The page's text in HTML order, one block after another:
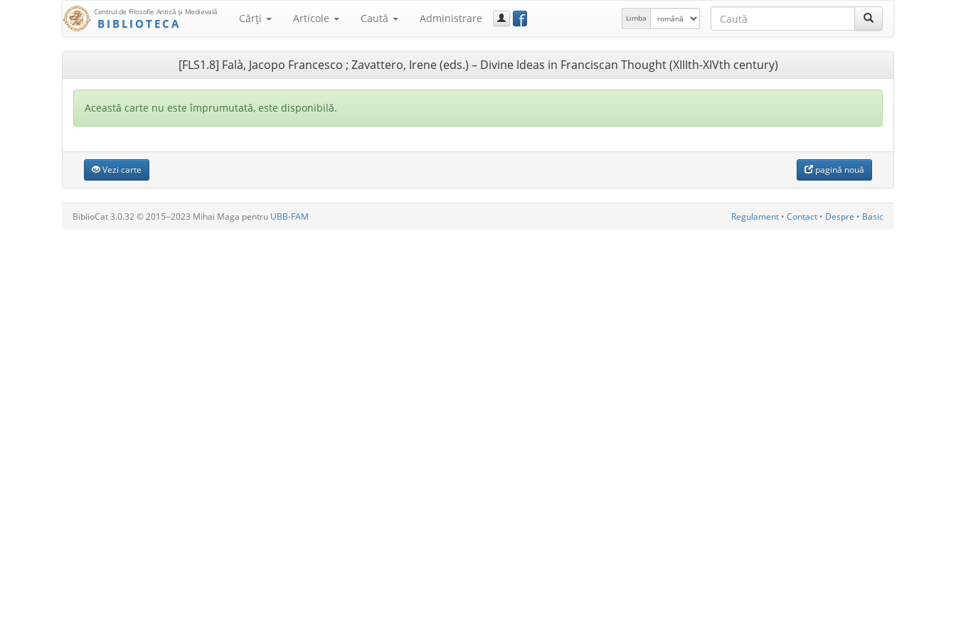
Centrul de Filosofie Antică şi Medievală
BIBLIOTECA Cărţi Articole Caută Administrare f Limba
[FLS1.8] Falà, Jacopo Francesco ; Zavattero, Irene (eds.) – Divine Ideas in Franciscan Thought (XIIIth-XIVth century)
Această carte nu este împrumutată, este disponibilă.
Vezi carte pagină nouă
BiblioCat 3.0.32 © 2015‒2023 Mihai Maga pentru UBB-FAM Regulament • Contact • Despre • Basic